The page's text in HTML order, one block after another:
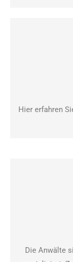
Hier erfahren
Die Anwälte